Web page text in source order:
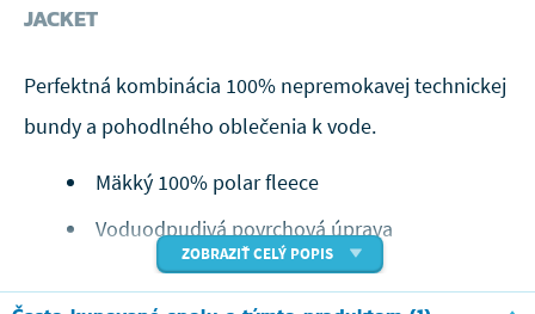
JACKET
Perfektná kombinácia 100% nepremokavej technickej
bundy a pohodlného oblečenia k vode.
Mäkký 100% polar fleece
Voduodpudivá povrchová úprava
TPU membrána poskytujúca 100%
ZOBRAZIŤ CELÝ POPIS